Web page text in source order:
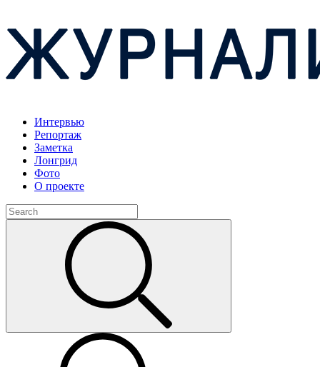
Интервью
Репортаж
Заметка
Лонгрид
Фото
О проекте